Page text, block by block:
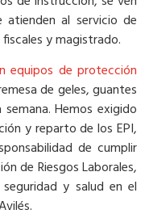
al servicio de
y magistrado.
equipos de protección
de geles, guantes
Hemos exigido
y reparto de los EPI,
de cumplir
de Riesgos Laborales,
y salud en el